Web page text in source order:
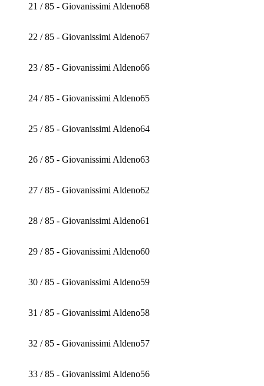
21 / 85 - Giovanissimi Aldeno68
22 / 85 - Giovanissimi Aldeno67
23 / 85 - Giovanissimi Aldeno66
24 / 85 - Giovanissimi Aldeno65
25 / 85 - Giovanissimi Aldeno64
26 / 85 - Giovanissimi Aldeno63
27 / 85 - Giovanissimi Aldeno62
28 / 85 - Giovanissimi Aldeno61
29 / 85 - Giovanissimi Aldeno60
30 / 85 - Giovanissimi Aldeno59
31 / 85 - Giovanissimi Aldeno58
32 / 85 - Giovanissimi Aldeno57
33 / 85 - Giovanissimi Aldeno56